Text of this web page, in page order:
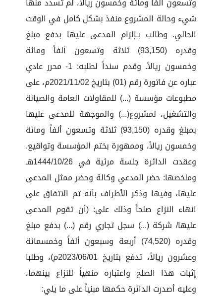
شيء وحالة المشروع منفذ بشكل كامل في الوقت
الحالي. وطالب بـإلزام المدعى عليها بدفع مبلغ
وقدره (93,150) ثلاثة وتسعون ألفاً ومائة
وخمسون ريالاً. وقدم سنداً لطلبه: 1- محرر عادي
عباره عن فاتورة رقم (01) بتاريخ 2021/11/02م، على
مطبوعات مؤسسة (...) للمقاولات العامة والصيانة
والتشغيل، لمشروع(...) والموجهة للمدعى عليها
بمبلغ وقدره (93,150) ثلاثة وتسعون ألفاً ومائة
وخمسون ريالاً، وممهورة بختم المؤسسة وتواقيع.
وعقدت الدائرة جلسة مرئية في 1444/10/26هـ
وملخصها: حضر المدعي وكالة وحضر ممثل المدعى
عليها، وفيها وذكر الأطراف بأنه تم الاتفاق على
انهاء النزاع صلحاً وذلك على: (أن تقوم المدعى
عليها/ شركة (...) سجل تجاري رقم (...) بدفع مبلغ
وقدره (74,520) أربعة وسبعون ألفاً وخمسمائة
وعشرون ريالاً، تدفع بتاريخ 2023/06/01م)، وطلبا
إثبات هذا الصلح واعتباره منهياً للنزاع بينهما،
وعليه أصدرت الدائرة حكمها مبنياً على ما يلي: